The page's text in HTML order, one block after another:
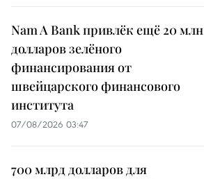
Nam A Bank привлёк ещё 20 млн
долларов зелёного
финансирования от
швейцарского финансового
института
07/08/2026 03:47
700 млрд долларов для